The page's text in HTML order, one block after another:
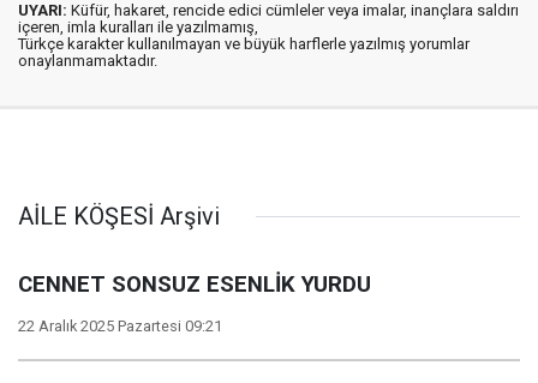
UYARI: Küfür, hakaret, rencide edici cümleler veya imalar, inançlara saldırı
içeren, imla kuralları ile yazılmamış,
Türkçe karakter kullanılmayan ve büyük harflerle yazılmış yorumlar
onaylanmamaktadır.
AİLE KÖŞESİ Arşivi
CENNET SONSUZ ESENLİK YURDU
22 Aralık 2025 Pazartesi 09:21